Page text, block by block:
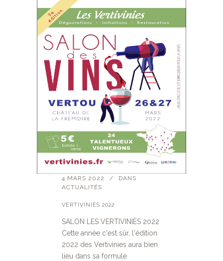
4 MARS 2022
DANS
ACTUALITÉS
VERTIVINIES 2022
SALON LES VERTIVINIES 2022
Cette année c'est sûr, l'édition
2022 des Vertivinies aura bien
lieu dans sa formule